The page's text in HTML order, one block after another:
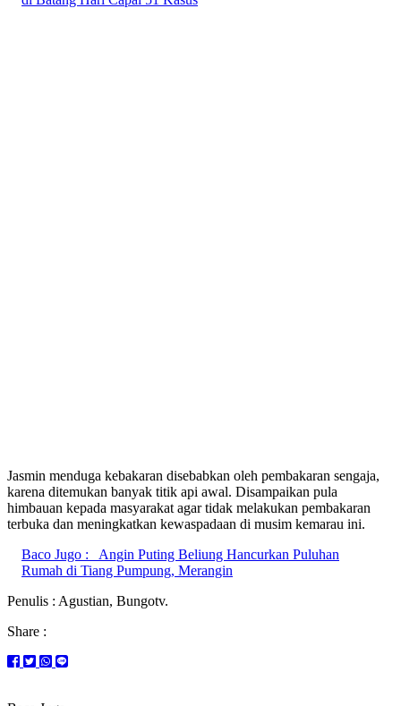
Jasmin menduga kebakaran disebabkan oleh pembakaran sengaja,
karena ditemukan banyak titik api awal. Disampaikan pula
himbauan kepada masyarakat agar tidak melakukan pembakaran
terbuka dan meningkatkan kewaspadaan di musim kemarau ini.
Baco Jugo :
Angin Puting Beliung Hancurkan Puluhan
Rumah di Tiang Pumpung, Merangin
Penulis : Agustian, Bungotv.
Share :